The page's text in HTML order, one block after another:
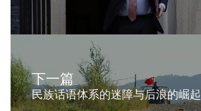
下一篇
民族话语体系的迷障与后浪的崛起